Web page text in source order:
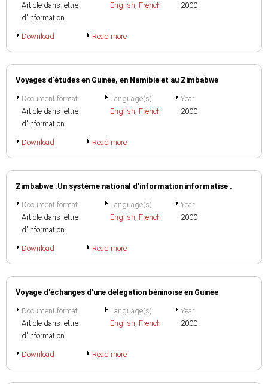
Article dans lettre
d'information
English, French
2000
Download Read more
Voyages d'études en Guinée, en Namibie et au Zimbabwe
Document format
Article dans lettre
d'information
Language(s)
English, French
Year
2000
Download Read more
Zimbabwe :Un système national d'information informatisé .
Document format
Article dans lettre
d'information
Language(s)
English, French
Year
2000
Download Read more
Voyage d'échanges d'une délégation béninoise en Guinée
Document format
Article dans lettre
d'information
Language(s)
English, French
Year
2000
Download Read more